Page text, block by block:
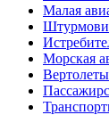
Малая
Морская
Вертолеты